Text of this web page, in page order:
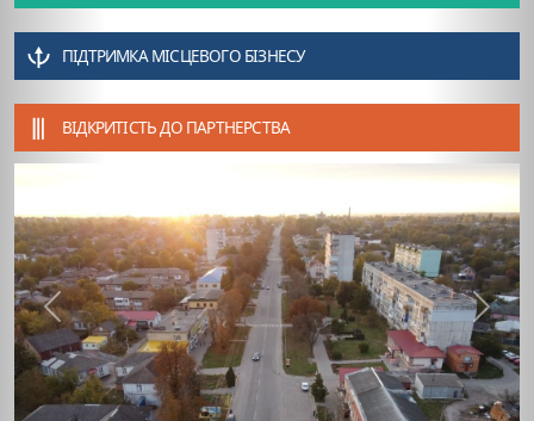
ПІДТРИМКА МІСЦЕВОГО БІЗНЕСУ
ВІДКРИТІСТЬ ДО ПАРТНЕРСТВА
Previous Next